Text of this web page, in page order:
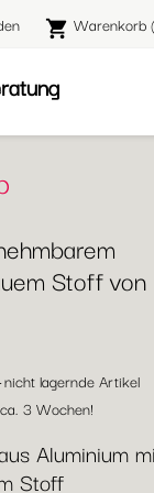
shopping_cart Warenkorb
Stoff von
nicht lagernde Artikel
3 Wochen!
Aluminium
Stoff